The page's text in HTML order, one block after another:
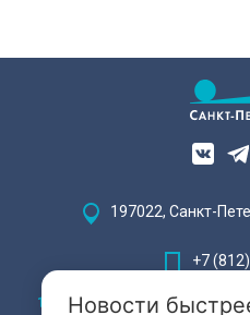
Новости
197022, Санкт-
+7
Внимание! Отдельные